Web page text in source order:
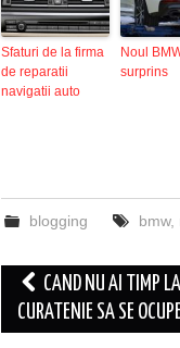
Sfaturi de la firma
de reparatii
navigatii auto
Noul
surprins
blogging bmw,
Post
navigation
CAND NU AI TIMP
CURATENIE SA SE OCUPE